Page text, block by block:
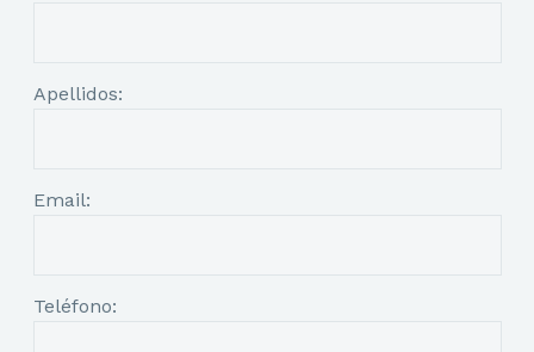
Apellidos:
Email:
Teléfono: